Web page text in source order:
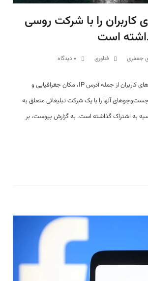
کاربران را با شرکت روسی
است
جعفری فناوری ۰ دیدگاه
گوگل تا اواخر ژوئن، داده‌‌های کاربران از جمله آدرس IP، مکان جغرافیایی و
آنها را با یک شرکت تبلیغاتی متعلق به
به اشتراک گذاشته است. به گزارش پیوست، بر